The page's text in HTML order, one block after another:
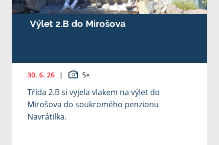
Výlet 2.B do Mirošova
30. 6. 26 | 5×
Třída 2.B si vyjela vlakem na výlet do
Mirošova do soukromého penzionu
Navrátilka.